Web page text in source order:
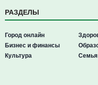
РАЗДЕЛЫ
Город онлайн
Бизнес и финансы
Культура
Семья